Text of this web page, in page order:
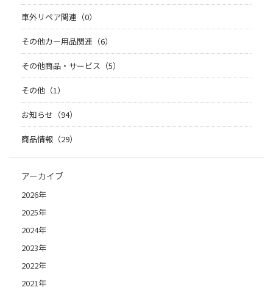
車外リペア関連（0）
その他カー用品関連（6）
その他商品・サービス（5）
その他（1）
お知らせ（94）
商品情報（29）
アーカイブ
2026年
2025年
2024年
2023年
2022年
2021年